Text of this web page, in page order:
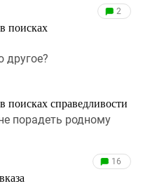
поисках
2
другое?
поисках справедливости
порадеть родному
16